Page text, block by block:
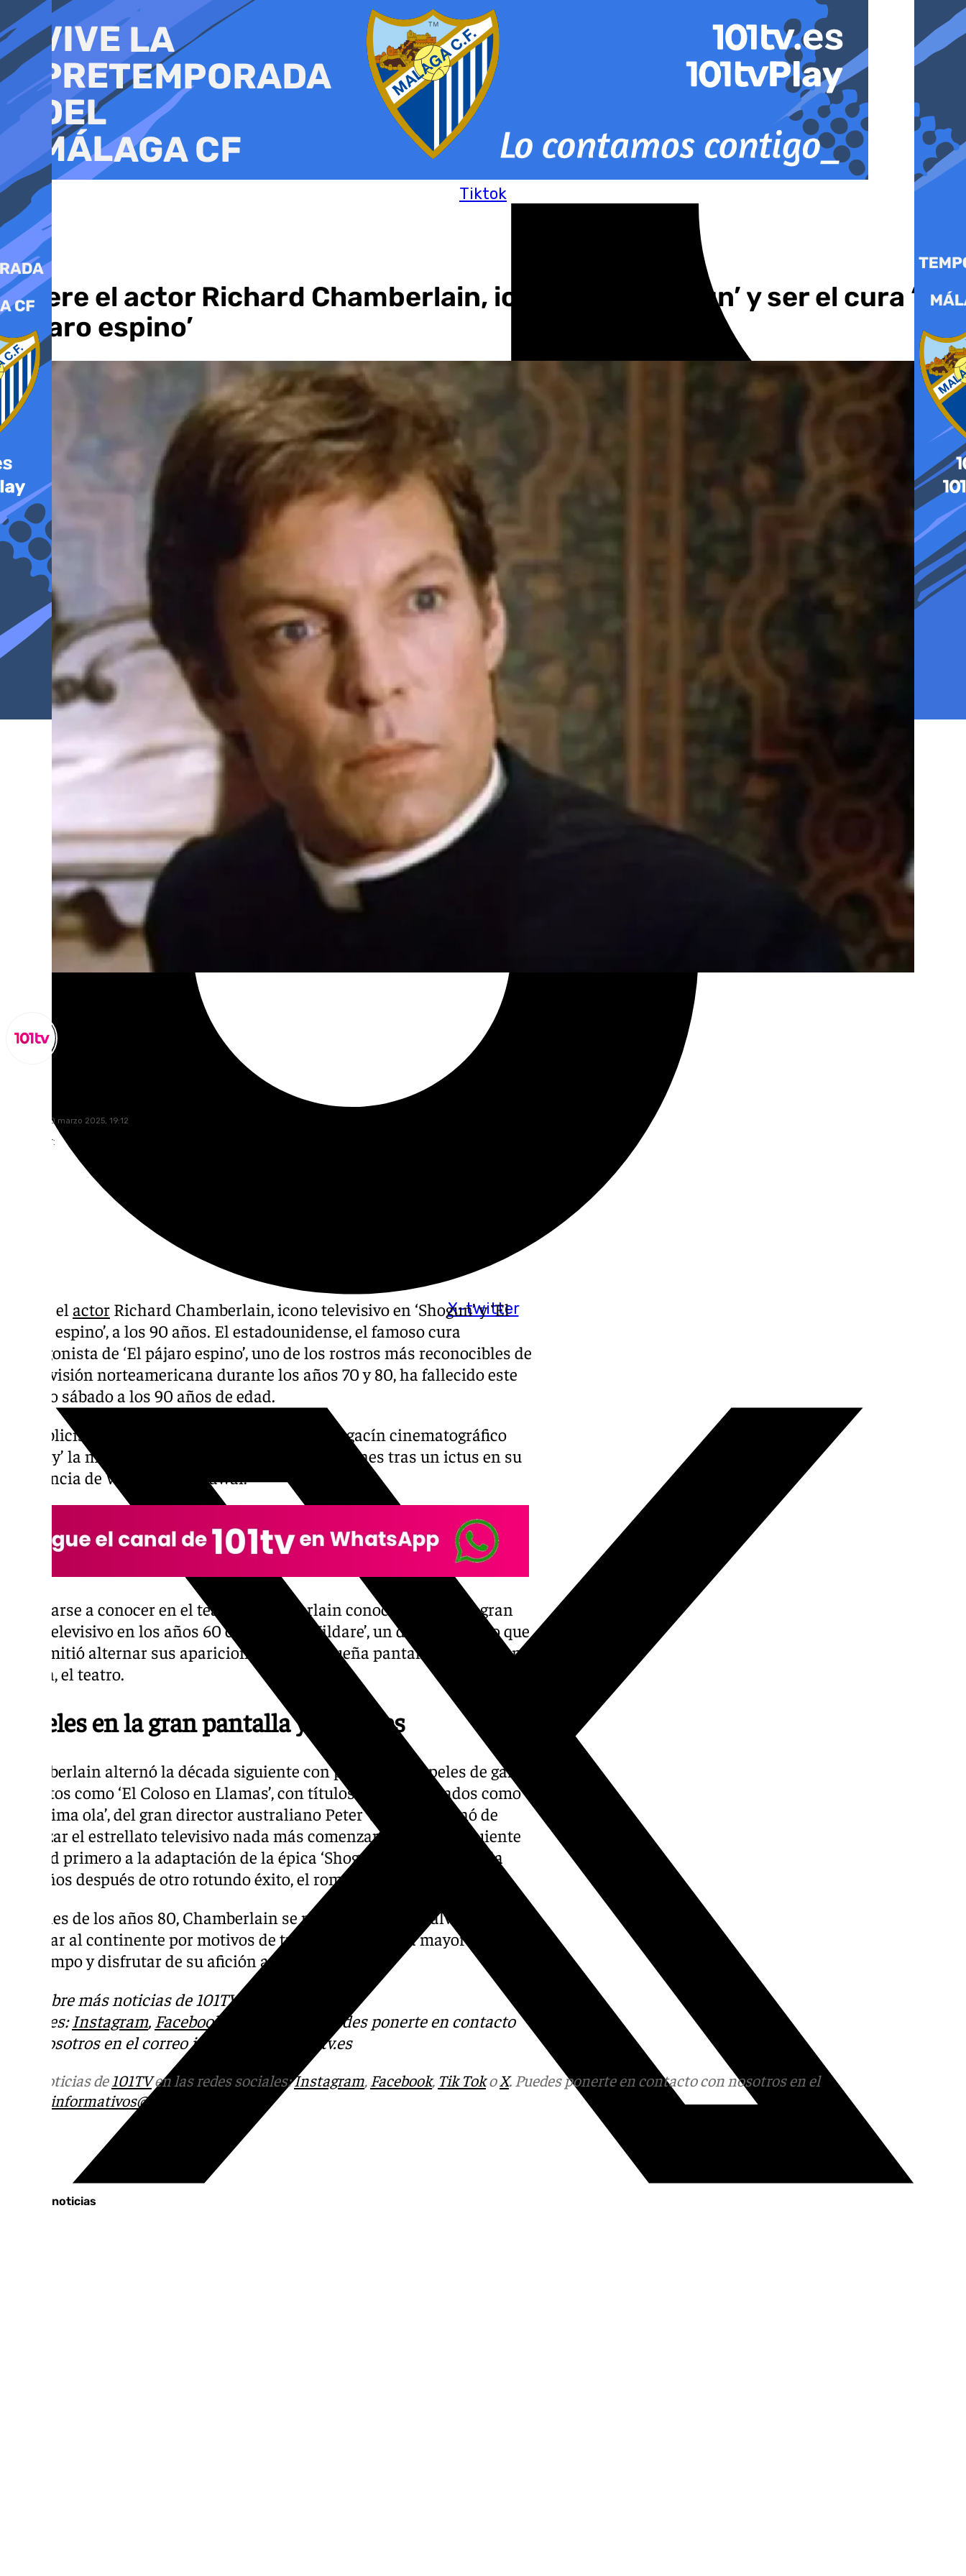
al
contenido
Tiktok
X-twitter
Muere el actor Richard Chamberlain, icono por ‘Shogun’ y ser el cura ‘El
pájaro espino’
domingo, 30 marzo 2025, 19:12
Compartir:
Muere el actor Richard Chamberlain, icono televisivo en ‘Shogun’ y ‘El
pájaro espino’, a los 90 años. El estadounidense, el famoso cura
protagonista de ‘El pájaro espino’, uno de los rostros más reconocibles de
la televisión norteamericana durante los años 70 y 80, ha fallecido este
pasado sábado a los 90 años de edad.
Su publicista, Harlan Boll, ha confirmado al magacín cinematográfico
‘Variety’ la muerte del intérprete por complicaciones tras un ictus en su
residencia de Waimanalo, Hawái.
Tras darse a conocer en el teatro, Chamberlain conoció su primer gran
éxito televisivo en los años 60 con ‘Doctor Kildare’, un drama médico que
le permitió alternar sus apariciones en la pequeña pantalla con su gran
pasión, el teatro.
Papeles en la gran pantalla y en series
Chamberlain alternó la década siguiente con puntuales papeles de galán
en éxitos como ‘El Coloso en Llamas’, con títulos más arriesgados como
‘La última ola’, del gran director australiano Peter Weir, y terminó de
alcanzar el estrellato televisivo nada más comenzar la década siguiente
merced primero a la adaptación de la épica ‘Shogun’ en 1980, seguida
tres años después de otro rotundo éxito, el romance ‘El pájaro espino’.
A finales de los años 80, Chamberlain se mudó a Hawái y, salvo para
regresar al continente por motivos de trabajo, vivió allí la mayor parte
del tiempo y disfrutar de su afición a la pintura.
Descubre más noticias de 101TV en las redes
sociales:Instagram, Facebook
. Puedes ponerte en contacto
con nosotros en el correoinformativos@101tv.es
Más noticias de101TVen las redes sociales:Instagram, Facebook, Tik TokoX. Puedes ponerte en contacto con nosotros en el
informativos@101tv.es
Últimas noticias